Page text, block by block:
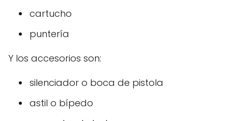
cartucho
puntería
Y los accesorios son:
silenciador o boca de pistola
astil o bípedo